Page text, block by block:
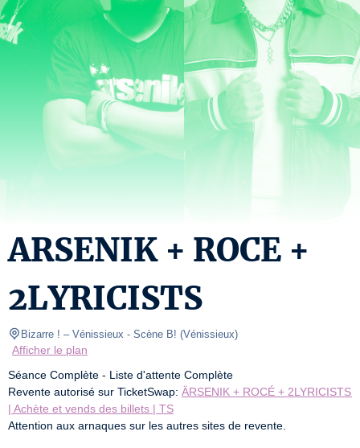
ARSENIK + ROCE +
2LYRICISTS
Bizarre ! – Vénissieux - Scène B! (Vénissieux)
Afficher le plan
Séance Complète - Liste d'attente Complète
Revente autorisé sur TicketSwap: ÄRSENIK + ROCÉ + 2LYRICISTS
| Achète et vends des billets | TS
Attention aux arnaques sur les autres sites de revente.